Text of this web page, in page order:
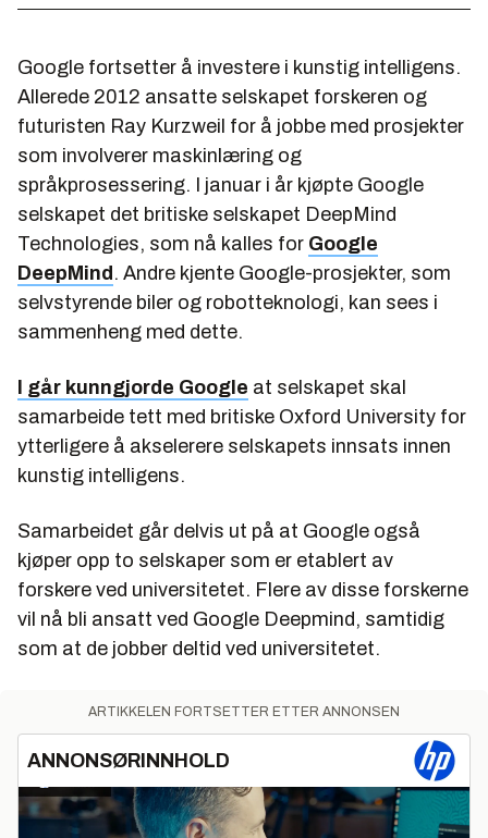
Google fortsetter å investere i kunstig intelligens.
Allerede 2012 ansatte selskapet forskeren og
futuristen Ray Kurzweil for å jobbe med prosjekter
som involverer maskinlæring og
språkprosessering. I januar i år kjøpte Google
selskapet det britiske selskapet DeepMind
Technologies, som nå kalles for Google
DeepMind. Andre kjente Google-prosjekter, som
selvstyrende biler og robotteknologi, kan sees i
sammenheng med dette.
I går kunngjorde Google at selskapet skal
samarbeide tett med britiske Oxford University for
ytterligere å akselerere selskapets innsats innen
kunstig intelligens.
Samarbeidet går delvis ut på at Google også
kjøper opp to selskaper som er etablert av
forskere ved universitetet. Flere av disse forskerne
vil nå bli ansatt ved Google Deepmind, samtidig
som at de jobber deltid ved universitetet.
ARTIKKELEN FORTSETTER ETTER ANNONSEN
ANNONSØRINNHOLD